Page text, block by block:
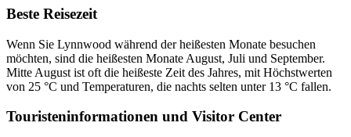
Beste Reisezeit
Wenn Sie Lynnwood während der heißesten Monate besuchen
möchten, sind die heißesten Monate August, Juli und September.
Mitte August ist oft die heißeste Zeit des Jahres, mit Höchstwerten
von 25 °C und Temperaturen, die nachts selten unter 13 °C fallen.
Touristeninformationen und Visitor Center